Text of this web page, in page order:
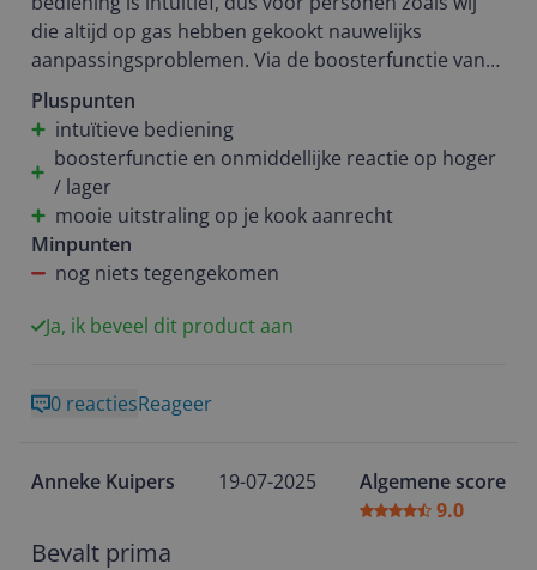
voor een avondje gourmetten of pannenkoeken
bakken.
Kortom: ik ben ontzettend blij met mijn keuze voor
de Etna KIF670DS. Goede prijs-kwaliteitverhouding,
strak uiterlijk en vooral erg gebruiksvriendelijk. Een
aanrader voor iedereen die op zoek is naar een
degelijke, moderne inductiekookplaat!
die altijd op gas hebben gekookt nauwelijks
aanpassingsproblemen. Via de boosterfunctie van
de kookruimten kookt een pan water voor
aardappelen of eieren echt supersnel! Verminderen
van temperatuur gaat ook onmiddellijk. Kortom, wat
gas koken zo fijn maakte doet deze
inductiekookplaat ook.
Pluspunten
intuïtieve bediening
boosterfunctie en onmiddellijke reactie op hoger
/ lager
mooie uitstraling op je kook aanrecht
Minpunten
nog niets tegengekomen
Ja, ik beveel dit product aan
0 reactiesReageer
Anneke Kuipers 19-07-2025
Algemene score
9.0
Bevalt prima